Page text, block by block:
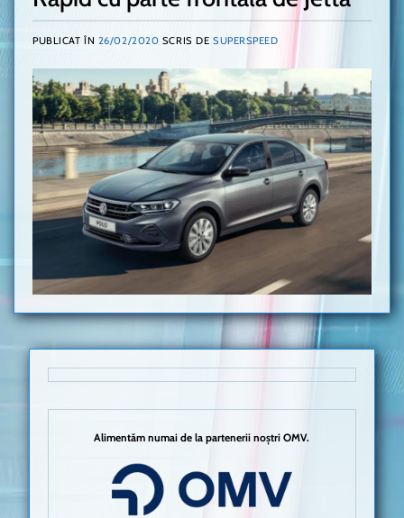
PUBLICAT ÎN 26/02/2020 SCRIS DE SUPERSPEED
Alimentăm numai de la partenerii noștri OMV.